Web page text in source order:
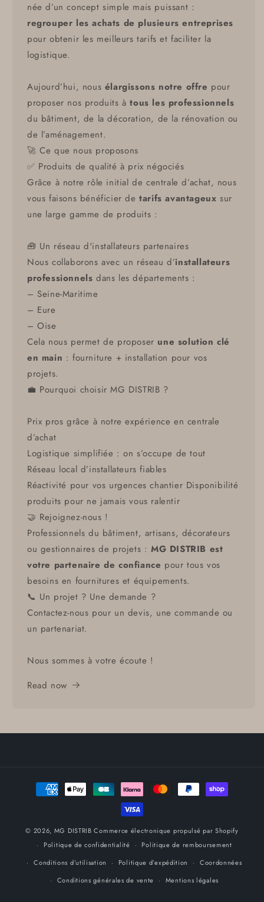
née d’un concept simple mais puissant :
regrouper les achats de plusieurs entreprises
pour obtenir les meilleurs tarifs et faciliter la
logistique.
Aujourd’hui, nous élargissons notre offre pour
proposer nos produits àtous les professionnels
du bâtiment, de la décoration, de la rénovation ou
de l’aménagement.
🚀 Ce que nous proposons
✅ Produits de qualité à prix négociés
Grâce à notre rôle initial de centrale d’achat, nous
vous faisons bénéficier detarifs avantageux sur
une large gamme de produits :
🧰 Un réseau d'installateurs partenaires
Nous collaborons avec un réseau d’installateurs
professionnels dans les départements :
– Seine-Maritime
– Eure
– Oise
Cela nous permet de proposer une solution clé
en main : fourniture + installation pour vos
projets.
💼 Pourquoi choisir MG DISTRIB ?
Prix pros grâce à notre expérience en centrale
d’achat
Logistique simplifiée : on s’occupe de tout
Réseau local d’installateurs fiables
Réactivité pour vos urgences chantier Disponibilité
produits pour ne jamais vous ralentir
🤝 Rejoignez-nous !
Professionnels du bâtiment, artisans, décorateurs
ou gestionnaires de projets :MG DISTRIB est
votre partenaire de confiance pour tous vos
besoins en fournitures et équipements.
📞 Un projet ? Une demande ?
Contactez-nous pour un devis, une commande ou
un partenariat.
Nous sommes à votre écoute !
Read now
Moyens
© 2026, MG DISTRIBCommerce électronique propulsé par Shopify
Politique de confidentialité
Politique de remboursement
Conditions d’utilisation
Politique d’expédition
Coordonnées
Conditions générales de vente
Mentions légales